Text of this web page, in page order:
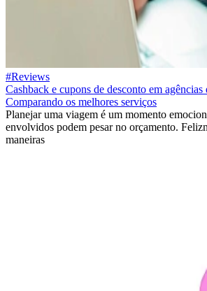
#Reviews
Cashback e cupons de desconto em agências
Comparando os melhores serviços
Planejar uma viagem é um momento
envolvidos podem pesar no orçamento.
maneiras